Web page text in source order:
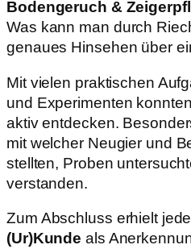
Bodengeruch &
Was kann man durch
genaues Hinsehen über
Mit vielen praktischen
und Experimenten
aktiv entdecken.
mit welcher Neugier und
stellten, Proben
verstanden.
Zum Abschluss erhielt
(Ur)Kunde als